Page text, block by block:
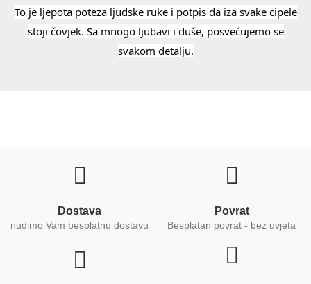
To je ljepota poteza ljudske ruke i potpis da iza svake cipele
stoji čovjek. Sa mnogo ljubavi i duše, posvećujemo se
svakom detalju.
Dostava
nudimo Vam besplatnu dostavu
Povrat
Besplatan povrat - bez uvjeta